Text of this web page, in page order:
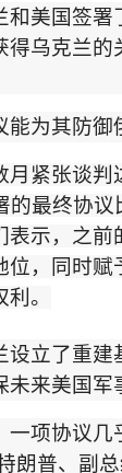
和美国签署
得乌克兰的
为其防御
月紧张谈判
的最终协
表示，之前
位，同时
。
设立了重建
来美国军
一项协议几
朗普、副